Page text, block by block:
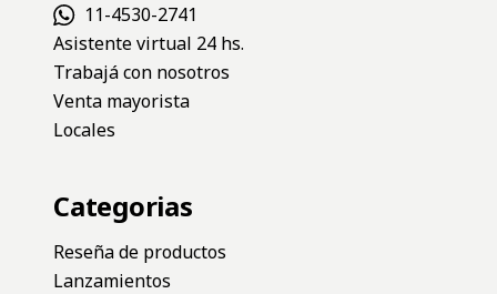
11-4530-2741
Asistente virtual 24 hs.
Trabajá con nosotros
Venta mayorista
Locales
Categorias
Reseña de productos
Lanzamientos